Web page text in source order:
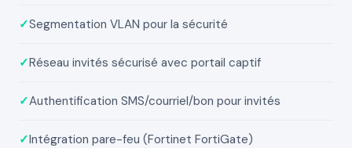
✓Segmentation VLAN pour la sécurité
✓Réseau invités sécurisé avec portail captif
✓Authentification SMS/courriel/bon pour invités
✓Intégration pare-feu (Fortinet FortiGate)